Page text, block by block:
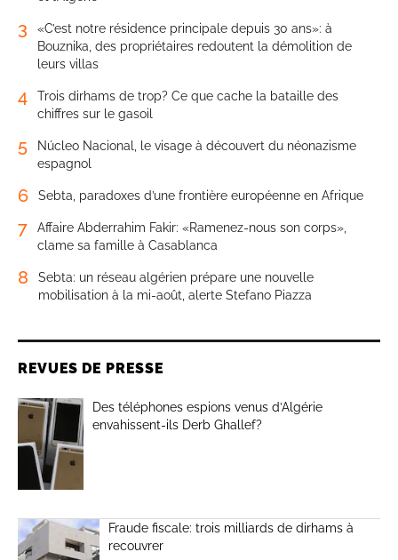
3
«C’est notre résidence principale depuis 30 ans»: à
Bouznika, des propriétaires redoutent la démolition de
leurs villas
4
Trois dirhams de trop? Ce que cache la bataille des
chiffres sur le gasoil
5
Núcleo Nacional, le visage à découvert du néonazisme
espagnol
6 Sebta, paradoxes d’une frontière européenne en Afrique
7
Affaire Abderrahim Fakir: «Ramenez-nous son corps»,
clame sa famille à Casablanca
8
Sebta: un réseau algérien prépare une nouvelle
mobilisation à la mi-août, alerte Stefano Piazza
REVUES DE PRESSE
Des téléphones espions venus d’Algérie
envahissent-ils Derb Ghallef?
Fraude fiscale: trois milliards de dirhams à
recouvrer